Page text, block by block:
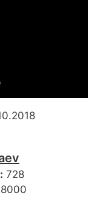
728